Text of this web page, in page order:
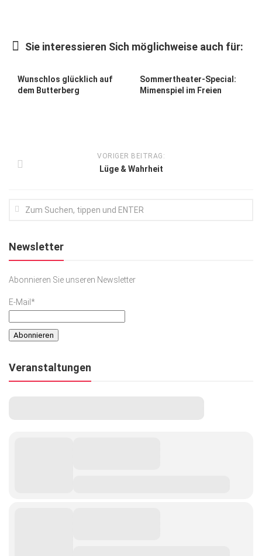
Lifestyle
Podcast
Sie interessieren Sich möglichweise auch für:
Wunschlos glücklich auf
dem Butterberg
Sommertheater-Special:
Mimenspiel im Freien
VORIGER BEITRAG:
Lüge & Wahrheit
Newsletter
Abonnieren Sie unseren Newsletter
E-Mail*
Veranstaltungen